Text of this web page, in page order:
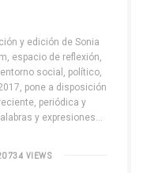
y edición de Sonia
espacio de reflexión,
social, político,
pone a disposición
periódica y
y expresiones…
VIEWS